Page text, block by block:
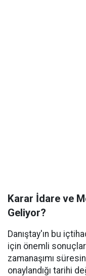
Karar İdare ve
Geliyor?
Danıştay'ın bu
için önemli
zamanaşımı
onaylandığı tarihi